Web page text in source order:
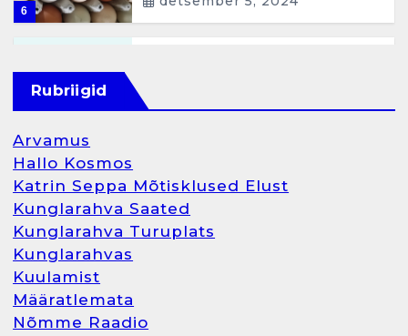
6
1
Kunglarahva Turuplats
Rubriigid
Arvamus
Hallo Kosmos
Katrin Seppa Mõtisklused Elust
Kunglarahva Saated
Kunglarahva Turuplats
Kunglarahvas
Kuulamist
Määratlemata
Nõmme Raadio